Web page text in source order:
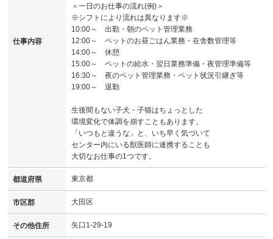
仕事内容
＜一日のお仕事の流れ(例)＞
※シフトにより流れは異なります※
10:00～ 出勤・朝のペット管理業務
12:00～ ペットのお昼ごはん業務・在舎数管理等
14:00～ 休憩
15:00～ ペットの給水・翌日業務準備・夜管理準備等
16:30～ 夜のペット管理業務・ペット状況引継ぎ等
19:00～ 退勤
生後間もない子犬・子猫はちょっとした
環境変化で体調を崩すこともあります。
「いつもと違うな」と、いち早く気づいて
センター内にいる獣医師に連携することも
大切なお仕事の1つです。
都道府県 東京都
市区郡 大田区
その他住所 矢口1-29-19